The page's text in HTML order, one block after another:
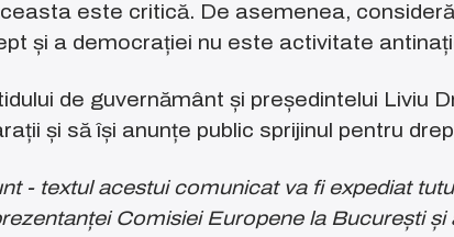
este critică. De asemenea,
și a democrației nu este activitate
de guvernământ și președintelui Liviu
și să își anunțe public sprijinul pentru
- textul acestui comunicat va fi expediat
Comisiei Europene la București și